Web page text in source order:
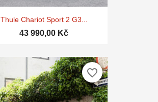
Thule Chariot Sport 2 G3...
43 990,00 Kč
favorite_border